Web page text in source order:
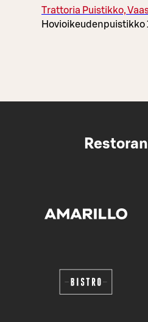
Trattoria Puistikko,
Hovioikeudenpuistikko